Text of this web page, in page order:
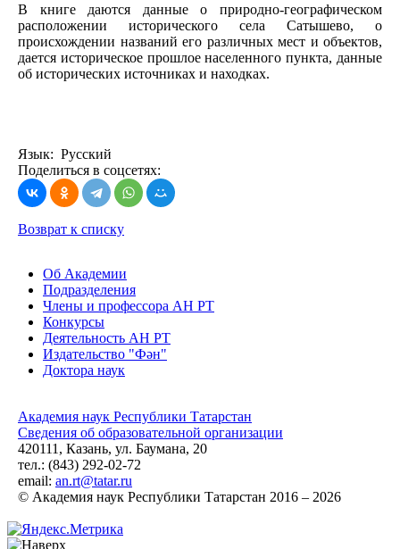
В книге даются данные о природно-географическом
расположении исторического села Сатышево, о
происхождении названий его различных мест и объектов,
дается историческое прошлое населенного пункта, данные
об исторических источниках и находках.
Язык: Русский
Поделиться в соцсетях:
Возврат к списку
Об Академии
Подразделения
Члены и профессора АН РТ
Конкурсы
Деятельность АН РТ
Издательство "Фән"
Доктора наук
Академия наук Республики Татарстан
Сведения об образовательной организации
420111, Казань, ул. Баумана, 20
тел.: (843) 292-02-72
email: an.rt@tatar.ru
© Академия наук Республики Татарстан 2016 – 2026